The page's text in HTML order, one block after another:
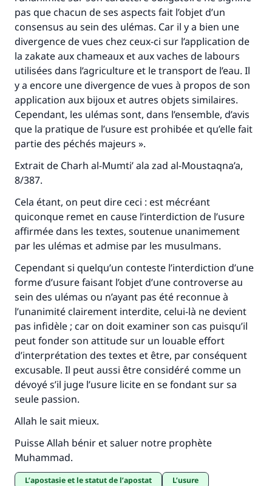
pas que chacun de ses aspects fait l’objet d’un
consensus au sein des ulémas. Car il y a bien une
divergence de vues chez ceux-ci sur l’application de
la zakate aux chameaux et aux vaches de labours
utilisées dans l’agriculture et le transport de l’eau. Il
y a encore une divergence de vues à propos de son
application aux bijoux et autres objets similaires.
Cependant, les ulémas sont, dans l’ensemble, d’avis
que la pratique de l’usure est prohibée et qu’elle fait
partie des péchés majeurs ».
Extrait de Charh al-Mumti’ ala zad al-Moustaqna’a,
8/387.
Cela étant, on peut dire ceci : est mécréant
quiconque remet en cause l’interdiction de l’usure
affirmée dans les textes, soutenue unanimement
par les ulémas et admise par les musulmans.
Cependant si quelqu’un conteste l’interdiction d’une
forme d’usure faisant l’objet d’une controverse au
sein des ulémas ou n’ayant pas été reconnue à
l’unanimité clairement interdite, celui-là ne devient
pas infidèle ; car on doit examiner son cas puisqu’il
peut fonder son attitude sur un louable effort
d’interprétation des textes et être, par conséquent
excusable. Il peut aussi être considéré comme un
dévoyé s’il juge l’usure licite en se fondant sur sa
seule passion.
Allah le sait mieux.
Puisse Allah bénir et saluer notre prophète
Muhammad.
L’apostasie et le statut de l’apostat L’usure